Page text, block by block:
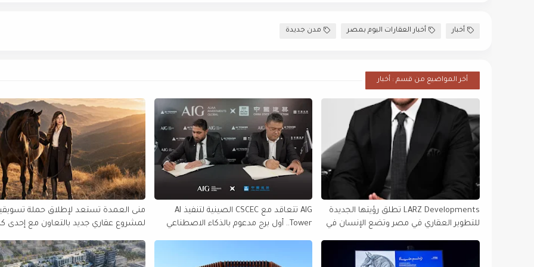
أخبار أخبار العقارات اليوم بمصر مدن جديدة
أخر المواضيع من قسم : أخبار
LARZ Developments تطلق رؤيتها الجديدة
للتطوير العقاري في مصر وتضع الإنسان في
AIG تتعاقد مع CSCEC الصينية لتنفيذ AI
Tower.. أول برج مدعوم بالذكاء الاصطناعي
منى العمدة تستعد لإطلاق حملة
لمشروع عقاري جديد بالتعاون مع إحدى